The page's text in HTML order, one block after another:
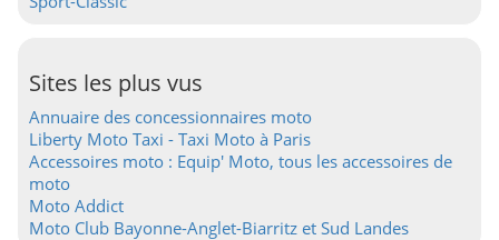
Sites les plus vus
Annuaire des concessionnaires moto
Liberty Moto Taxi - Taxi Moto à Paris
Accessoires moto : Equip' Moto, tous les accessoires de
moto
Moto Addict
Moto Club Bayonne-Anglet-Biarritz et Sud Landes